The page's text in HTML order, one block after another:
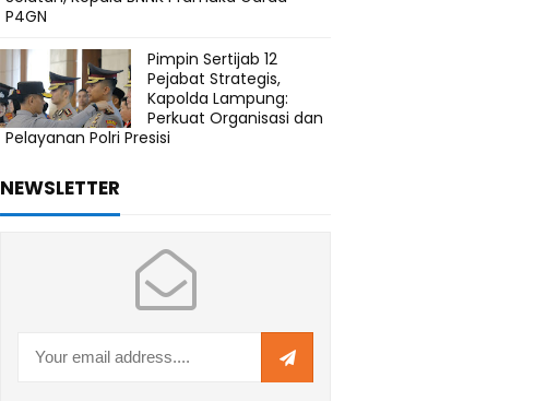
P4GN
Pimpin Sertijab 12
Pejabat Strategis,
Kapolda Lampung:
Perkuat Organisasi dan
Pelayanan Polri Presisi
NEWSLETTER